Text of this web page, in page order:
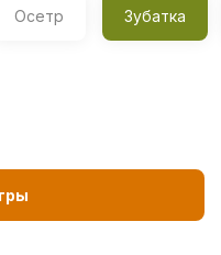
Осетр Зубатка